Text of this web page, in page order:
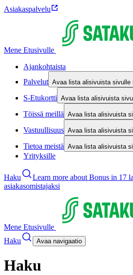
Asiakaspalvelu
Mene Etusivulle
Ajankohtaista
Palvelut Avaa lista alisivuista sivulle
S-Etukortti Avaa lista alisivuista
Töissä meillä Avaa lista alisivuista
Vastuullisuus Avaa lista alisivuista
Tietoa meistä Avaa lista alisivuista
Yrityksille
Haku Learn more about Bonus in 17
asiakasomistajaksi
Mene Etusivulle
Haku
Avaa navigaatio
Haku